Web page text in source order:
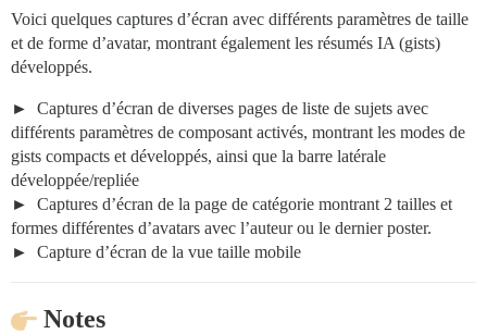
Voici quelques captures d’écran avec différents paramètres de taille
et de forme d’avatar, montrant également les résumés IA (gists)
développés.
Captures d’écran de diverses pages de liste de sujets avec
différents paramètres de composant activés, montrant les modes de
gists compacts et développés, ainsi que la barre latérale
développée/repliée
Captures d’écran de la page de catégorie montrant 2 tailles et
formes différentes d’avatars avec l’auteur ou le dernier poster.
Capture d’écran de la vue taille mobile
Notes